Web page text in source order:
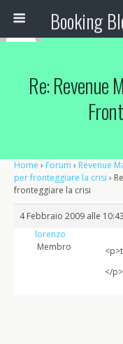
Re: Revenue
Home › Forum › Revenue
per fronteggiare la crisi ›
fronteggiare la crisi
4 Febbraio 2009 alle 10:43
lorenzo
Membro
</p>